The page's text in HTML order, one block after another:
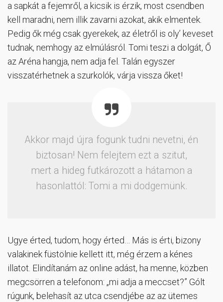
a sapkát a fejemről, a kicsik is érzik, most csendben
kell maradni, nem illik zavarni azokat, akik elmentek.
Pedig ők még csak gyerekek, az életről is oly’ keveset
tudnak, nemhogy az elmúlásról. Tomi teszi a dolgát, Ő
az Aréna hangja, nem adja fel. Talán egyszer
visszatérhetnek a szurkolók, várja vissza őket!
Akkor majd újra fogunk tudni nevetni, én
biztosan! Nem felejtem ezt a szitut,
mert a hideg futkározott a hátamon a
hasonlattól: Tomi a mi dodgemünk.
Ugye érted, tudom, hogy érted… Más is érti, bizony
valakinek füstölnie kellett itt, még érzem a kénes
illatot. Elindítanám az online adást, ha menne, közben
megcsörren a telefonom: „mi adja a meccset?” Gólt
rúgunk, belehasít az utca csendjébe az az ütemes